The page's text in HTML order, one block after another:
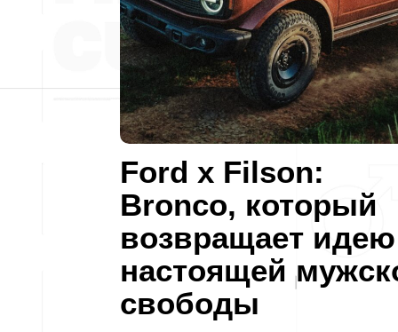
Ford x Filson:
Bronco, который
возвращает идею
настоящей
свободы